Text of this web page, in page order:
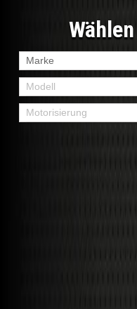
Marke
Modell
Motorisierung